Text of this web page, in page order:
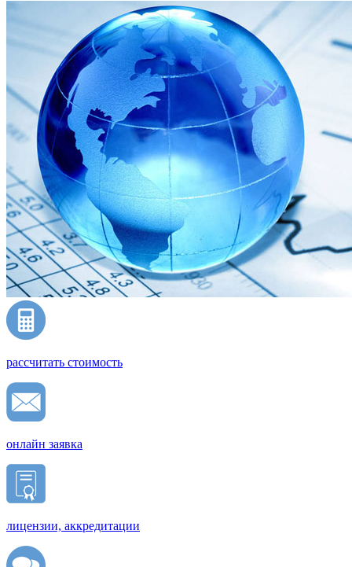
рассчитать стоимость
онлайн заявка
лицензии, аккредитации